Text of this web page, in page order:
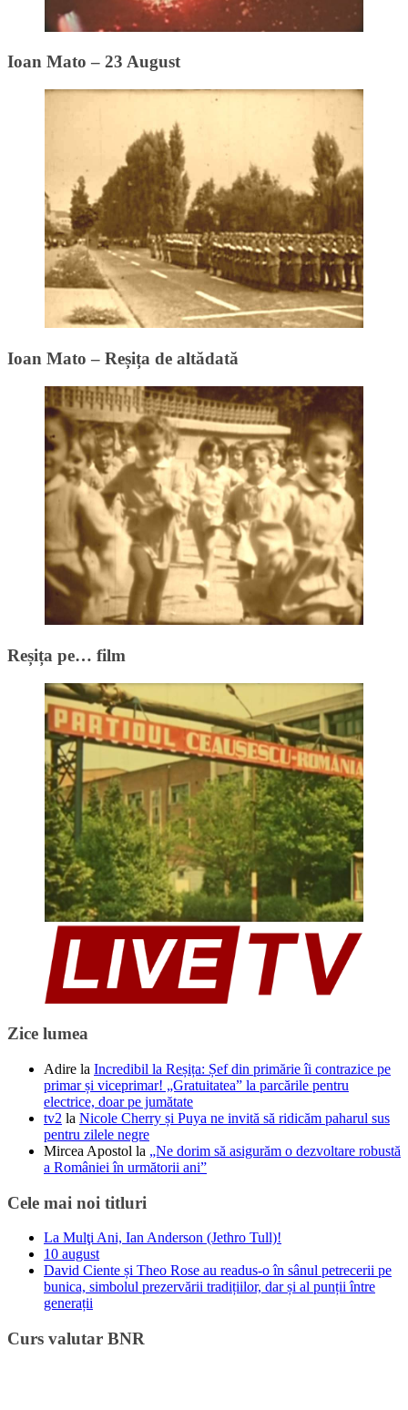
Ioan Mato – 23 August
Ioan Mato – Reșița de altădată
Reșița pe… film
Zice lumea
Adire la Incredibil la Reșița: Șef din primărie îi contrazice pe
primar și viceprimar! „Gratuitatea” la parcările pentru
electrice, doar pe jumătate
tv2 la Nicole Cherry și Puya ne invită să ridicăm paharul sus
pentru zilele negre
Mircea Apostol la „Ne dorim să asigurăm o dezvoltare robustă
a României în următorii ani”
Cele mai noi titluri
La Mulţi Ani, Ian Anderson (Jethro Tull)!
10 august
David Ciente și Theo Rose au readus-o în sânul petrecerii pe
bunica, simbolul prezervării tradițiilor, dar și al punții între
generații
Curs valutar BNR